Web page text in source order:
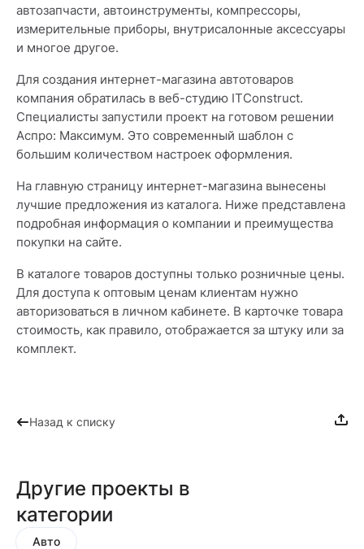
автозапчасти, автоинструменты, компрессоры,
измерительные приборы, внутрисалонные аксессуары
и многое другое.
Для создания интернет-магазина автотоваров
компания обратилась в веб-студию ITConstruct.
Специалисты запустили проект на готовом решении
Аспро: Максимум. Это современный шаблон с
большим количеством настроек оформления.
На главную страницу интернет-магазина вынесены
лучшие предложения из каталога. Ниже представлена
подробная информация о компании и преимущества
покупки на сайте.
В каталоге товаров доступны только розничные цены.
Для доступа к оптовым ценам клиентам нужно
авторизоваться в личном кабинете. В карточке товара
стоимость, как правило, отображается за штуку или за
комплект.
Назад к списку
Другие проекты в
категории
Авто